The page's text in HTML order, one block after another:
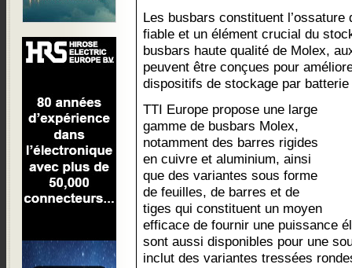
Les busbars constituent l’ossature
fiable et un élément crucial du
busbars haute qualité de Molex,
peuvent être conçues pour
dispositifs de stockage par
TTI Europe propose une large
gamme de busbars Molex,
notamment des barres rigides
en cuivre et aluminium, ainsi
que des variantes sous forme
de feuilles, de barres et de
tiges qui constituent un moyen
efficace de fournir une puissance
sont aussi disponibles pour une
inclut des variantes tressées